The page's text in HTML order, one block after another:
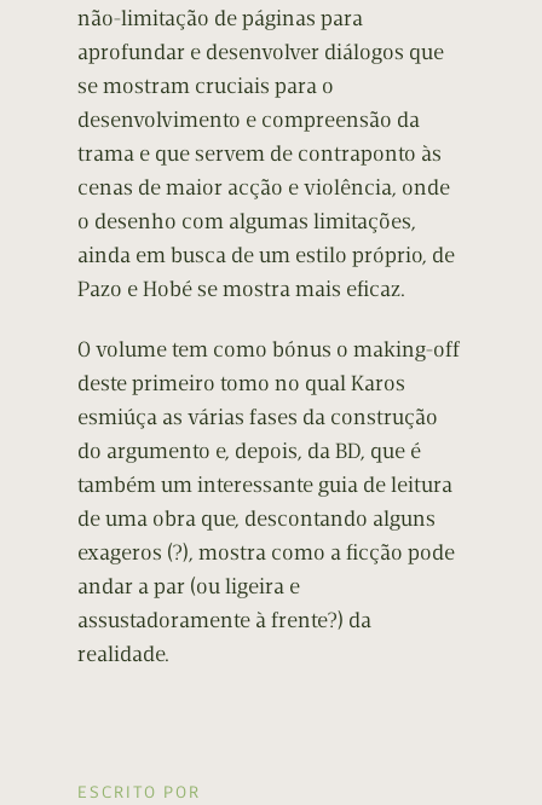
não-limitação de páginas para
aprofundar e desenvolver diálogos que
se mostram cruciais para o
desenvolvimento e compreensão da
trama e que servem de contraponto às
cenas de maior acção e violência, onde
o desenho com algumas limitações,
ainda em busca de um estilo próprio, de
Pazo e Hobé se mostra mais eficaz.
O volume tem como bónus o making-off
deste primeiro tomo no qual Karos
esmiúça as várias fases da construção
do argumento e, depois, da BD, que é
também um interessante guia de leitura
de uma obra que, descontando alguns
exageros (?), mostra como a ficção pode
andar a par (ou ligeira e
assustadoramente à frente?) da
realidade.
ESCRITO POR